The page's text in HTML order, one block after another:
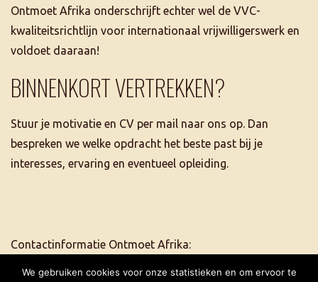
Ontmoet Afrika onderschrijft echter wel de VVC-
kwaliteitsrichtlijn voor internationaal vrijwilligerswerk en
voldoet daaraan!
BINNENKORT VERTREKKEN?
Stuur je motivatie en CV per mail naar ons op. Dan
bespreken we welke opdracht het beste past bij je
interesses, ervaring en eventueel opleiding.
Contactinformatie Ontmoet Afrika:
We gebruiken cookies voor onze statistieken en om ervoor te